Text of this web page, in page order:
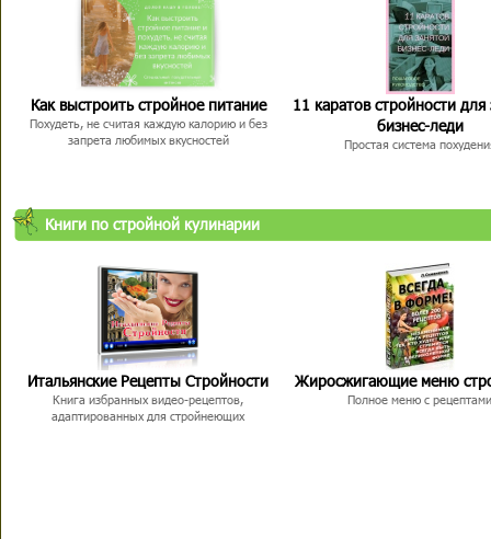
Как выстроить стройное питание
Похудеть, не считая каждую калорию и без
запрета любимых вкусностей
11 каратов стройности для
бизнес-леди
Простая система
Книги по стройной кулинарии
Итальянские Рецепты Стройности
Книга избранных видео-рецептов,
адаптированных для стройнеющих
Жиросжигающие меню
Полное меню с рецептами